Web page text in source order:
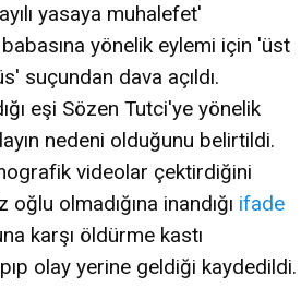
yasaya muhalefet'
yönelik eylemi için 'üst
suçundan dava açıldı.
eşi Sözen Tutci'ye yönelik
nedeni olduğunu belirtildi.
videolar çektirdiğini
olmadığına inandığı ifade
karşı öldürme kastı
olay yerine geldiği kaydedildi.